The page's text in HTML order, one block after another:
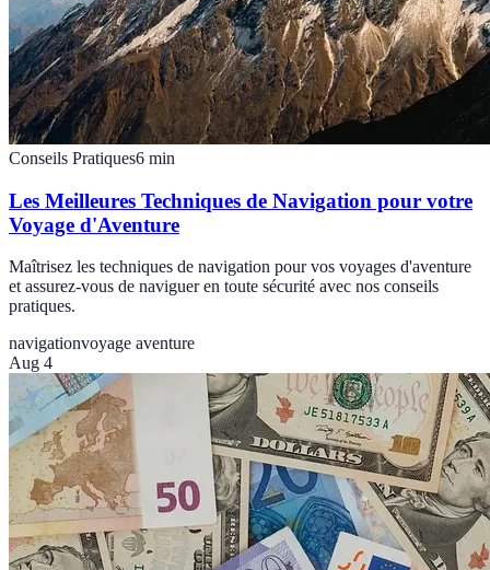
Conseils Pratiques6 min
Les Meilleures Techniques de Navigation pour votre
Voyage d'Aventure
Maîtrisez les techniques de navigation pour vos voyages d'aventure
et assurez-vous de naviguer en toute sécurité avec nos conseils
pratiques.
navigationvoyage aventure
Aug 4